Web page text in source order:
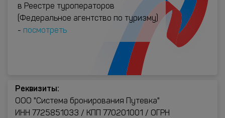
в Реестре туроператоров
(Федеральное агентство по туризму)
- посмотреть
Реквизиты:
ООО "Система бронирования Путевка"
ИНН 7725851033 / КПП 770201001 / ОГРН